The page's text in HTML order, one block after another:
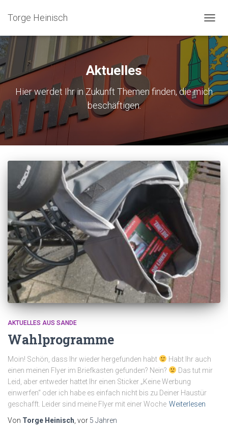
Torge Heinisch
Aktuelles
Hier werdet Ihr in Zukunft Themen finden, die mich
beschäftigen.
AKTUELLES AUS SANDE
Wahlprogramme
Moin! Schön, dass Ihr wieder hergefunden habt
Habt Ihr auch
einen meinen Flyer im Briefkasten gefunden? Nein?
Das tut mir
Leid, aber entweder hattet Ihr einen Sticker „Keine Werbung
einwerfen“ oder ich habe es einfach nicht bis zu Deiner Haustür
geschafft. Leider sind meine Flyer mit einer Woche Weiterlesen
Von Torge Heinisch , vor 5 Jahren